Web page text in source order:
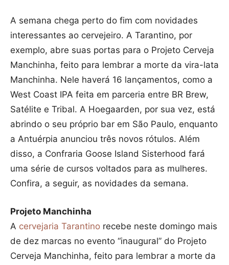
A semana chega perto do fim com novidades
interessantes ao cervejeiro. A Tarantino, por
exemplo, abre suas portas para o Projeto Cerveja
Manchinha, feito para lembrar a morte da vira-lata
Manchinha. Nele haverá 16 lançamentos, como a
West Coast IPA feita em parceria entre BR Brew,
Satélite e Tribal. A Hoegaarden, por sua vez, está
abrindo o seu próprio bar em São Paulo, enquanto
a Antuérpia anunciou três novos rótulos. Além
disso, a Confraria Goose Island Sisterhood fará
uma série de cursos voltados para as mulheres.
Confira, a seguir, as novidades da semana.
Projeto Manchinha
A cervejaria Tarantino recebe neste domingo mais
de dez marcas no evento “inaugural” do Projeto
Cerveja Manchinha, feito para lembrar a morte da